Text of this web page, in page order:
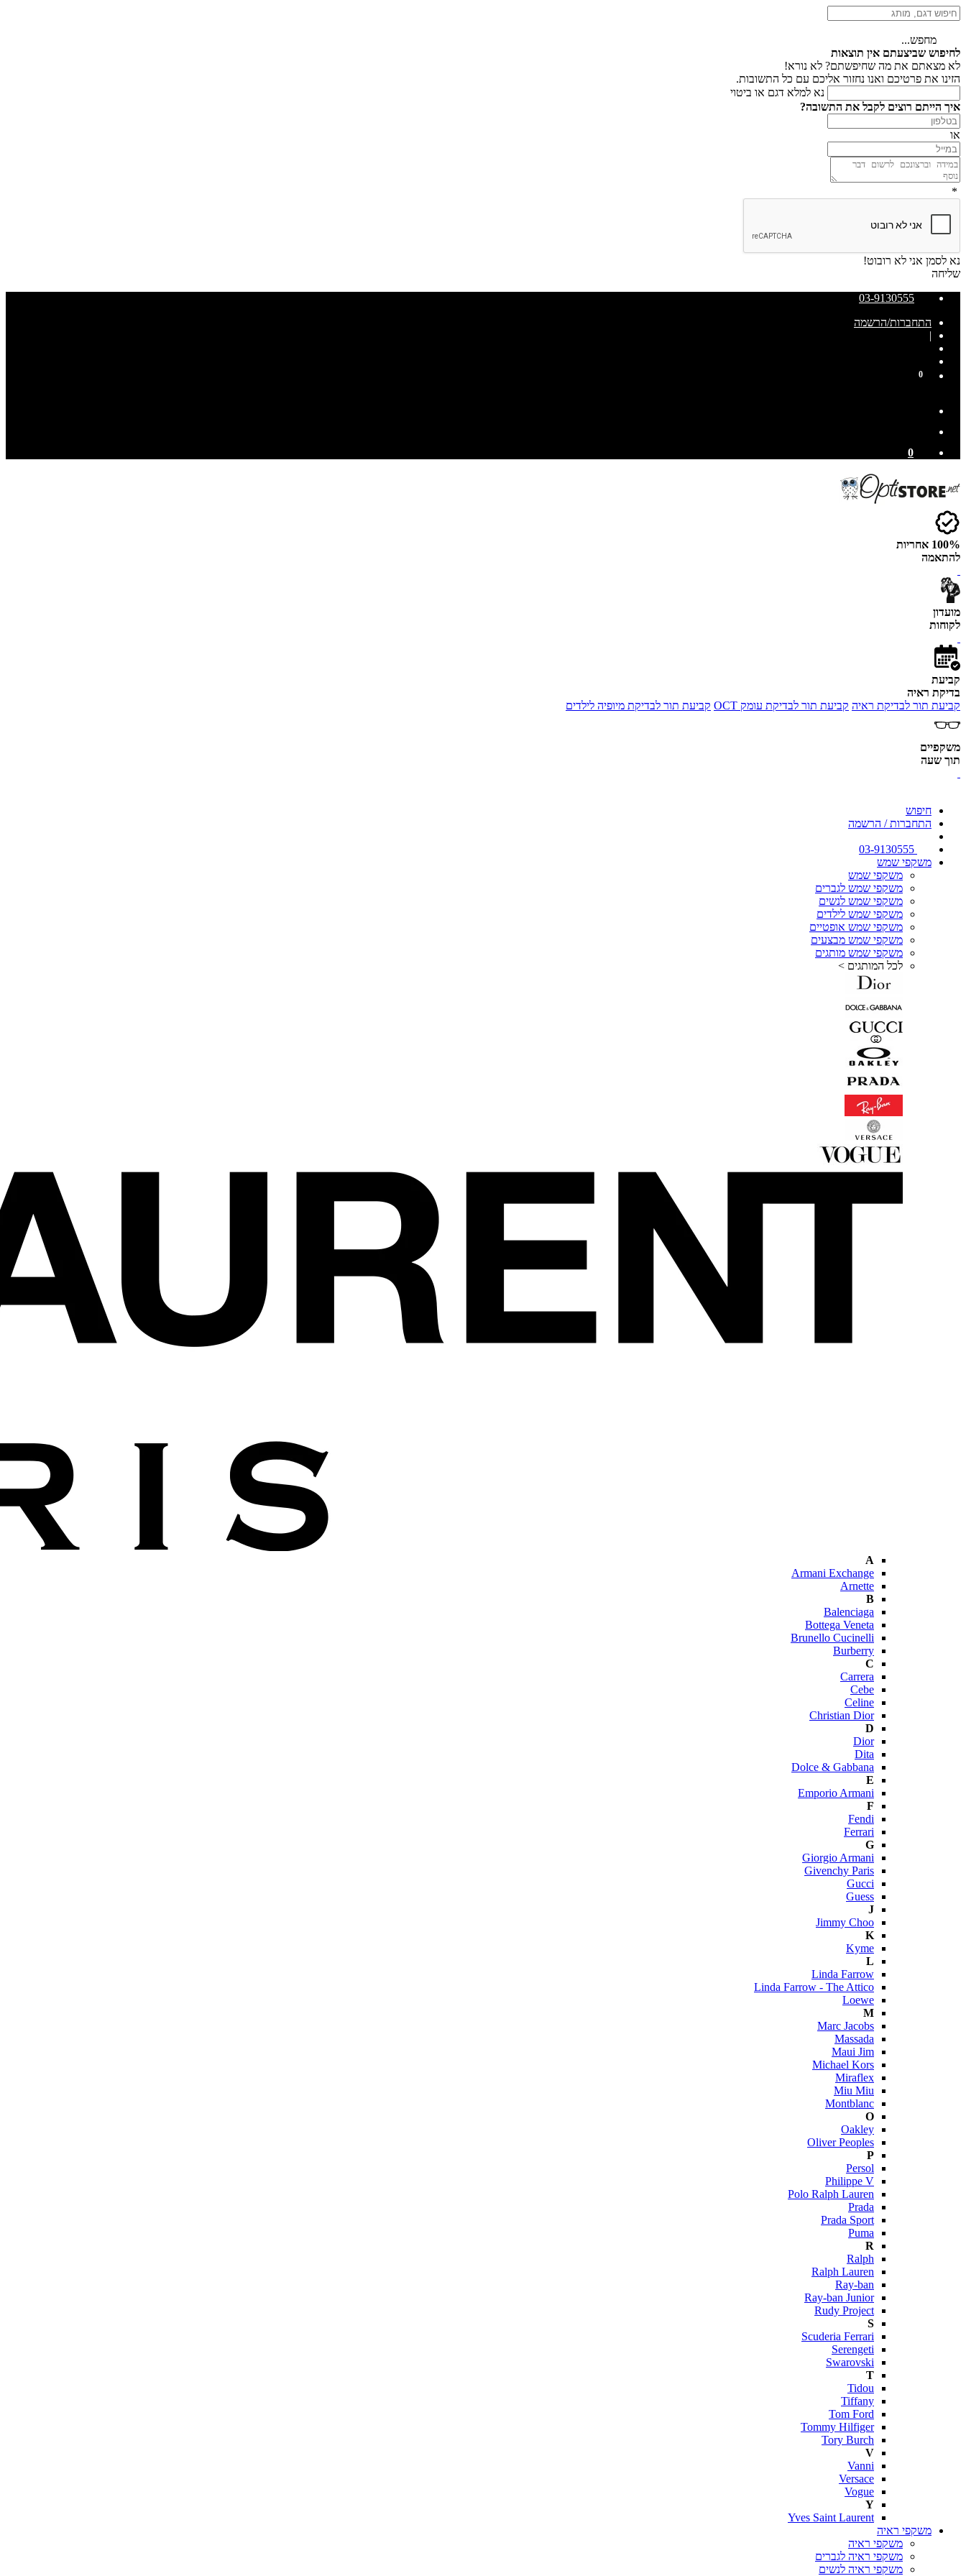
מחפש...
לחיפוש שביצעתם אין תוצאות
לא מצאתם את מה שחיפשתם? לא נורא!
הזינו את פרטיכם ואנו נחזור אליכם עם כל התשובות.
נא למלא דגם או ביטוי
איך הייתם רוצים לקבל את התשובה?
או
*
נא לסמן אני לא רובוט!
שליחה
03-9130555
התחברות/הרשמה
|
0
0
100% אחריות
להתאמה
מועדון
לקוחות
קביעת
בדיקת ראיה
קביעת תור לבדיקת ראיה קביעת תור לבדיקת עומק OCT קביעת תור לבדיקת מיופיה לילדים
משקפיים
תוך שעה
חיפוש
התחברות / הרשמה
משקפי שמש
משקפי שמש
משקפי שמש לגברים
משקפי שמש לנשים
משקפי שמש לילדים
משקפי שמש אופטיים
משקפי שמש מבצעים
משקפי שמש מותגים
לכל המותגים >
A
Armani Exchange
Arnette
B
Balenciaga
Bottega Veneta
Brunello Cucinelli
Burberry
C
Carrera
Cebe
Celine
Christian Dior
D
Dior
Dita
Dolce & Gabbana
E
Emporio Armani
F
Fendi
Ferrari
G
Giorgio Armani
Givenchy Paris
Gucci
Guess
J
Jimmy Choo
K
Kyme
L
Linda Farrow
Linda Farrow - The Attico
Loewe
M
Marc Jacobs
Massada
Maui Jim
Michael Kors
Miraflex
Miu Miu
Montblanc
O
Oakley
Oliver Peoples
P
Persol
Philippe V
Polo Ralph Lauren
Prada
Prada Sport
Puma
R
Ralph
Ralph Lauren
Ray-ban
Ray-ban Junior
Rudy Project
S
Scuderia Ferrari
Serengeti
Swarovski
T
Tidou
Tiffany
Tom Ford
Tommy Hilfiger
Tory Burch
V
Vanni
Versace
Vogue
Y
Yves Saint Laurent
משקפי ראיה
משקפי ראיה
משקפי ראיה לגברים
משקפי ראיה לנשים